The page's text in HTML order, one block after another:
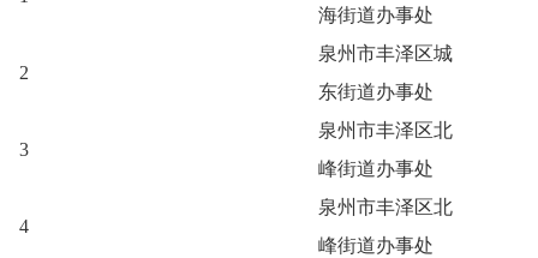
海街道办事处
2
泉州市丰泽区城
东街道办事处
3
泉州市丰泽区北
峰街道办事处
4
泉州市丰泽区北
峰街道办事处